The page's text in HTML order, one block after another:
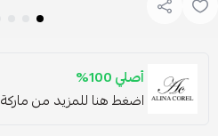
أصلي 100%
اضغط هنا للمزيد من ماركة